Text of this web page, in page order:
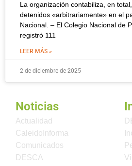
La organización contabiliza, en
detenidos «arbitrariamente» en el
Nacional. – El Colegio Nacional de
registró 111
LEER MÁS »
2 de diciembre de 2025
Noticias
Actualidad
CaleidoInforma
Comunicados
DESCA